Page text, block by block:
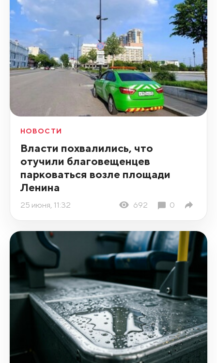
НОВОСТИ
Власти похвалились, что
отучили благовещенцев
парковаться возле площади
Ленина
25 июня, 11:32 692 0